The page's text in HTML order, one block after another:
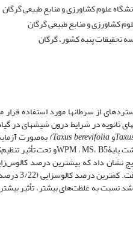
علوم کشاورزی و منابع طبیعی گرگان
کشاورزی و منابع طبیعی گرگان
تحقیقات پنبه کشور، گرگان
از سرطان­ها مورد استفاده
ثانویه در شرایط درون شیشه­ای
وTaxus berevifolia
)به‌صورت